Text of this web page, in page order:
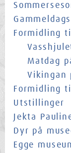
Formidling
Matdag
Vikingan
Formidling
Utstillinger
Jekta
Dyr på
Egge